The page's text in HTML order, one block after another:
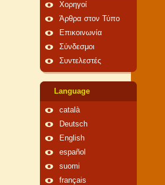
Χορηγοί
Άρθρα στον Τύπο
Επικοινωνία
Σύνδεσμοι
Συντελεστές
Language
català
Deutsch
English
español
suomi
français